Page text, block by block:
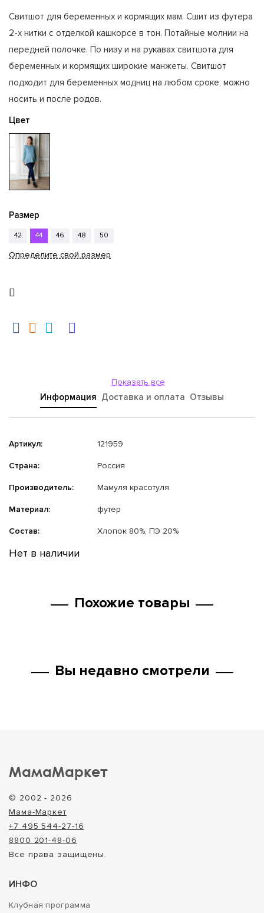
Свитшот для беременных и кормящих мам. Сшит из футера
2-х нитки с отделкой кашкорсе в тон. Потайные молнии на
передней полочке. По низу и на рукавах свитшота для
беременных и кормящих широкие манжеты. Свитшот
подходит для беременных модниц на любом сроке, можно
носить и после родов.
Цвет
Размер
42 44 46 48 50
Определите свой размер
Показать все
Информация Доставка и оплата Отзывы
Артикул: 121959
Страна: Россия
Производитель: Мамуля красотуля
Материал: футер
Состав: Хлопок 80%, ПЭ 20%
Нет в наличии
Похожие товары
Вы недавно смотрели
МамаМаркет
© 2002 - 2026
Мама-Маркет
+7 495 544-27-16
8800 201-48-06
Все права защищены.
ИНФО
Клубная программа